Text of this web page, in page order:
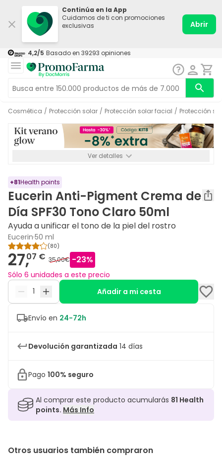
Continúa en la App
Cuidamos de ti con promociones
exclusivas
Abrir
4,2/5 Basado en 39293 opiniones
Cosmética / Protección solar / Protección solar facial / Protección
Ver detalles
+81Health points
Eucerin Anti-Pigment Crema de
Día SPF30 Tono Claro 50ml
Ayuda a unificar el tono de la piel del rostro
Eucerin·50 ml
(80)
27,07 € 35,00€ -23%
Sólo 6 unidades a este precio
Añadir a mi cesta
Envío en 24-72h
Devolución garantizada 14 días
Pago 100% seguro
Al comprar este producto acumularás 81 Health
points. Más Info
Otros usuarios también compraron